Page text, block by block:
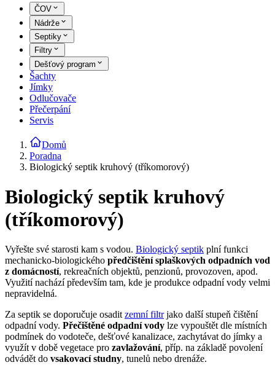
ČOV
Nádrže
Septiky
Filtry
Dešťový program
Šachty
Jímky
Odlučovače
Přečerpání
Servis
Domů
Poradna
Biologický septik kruhový (tříkomorový)
Biologický septik kruhový
(tříkomorový)
Vyřešte své starosti kam s vodou. Biologický septik plní funkci
mechanicko-biologického předčištění splaškových odpadních vod
z domácností, rekreačních objektů, penzionů, provozoven, apod.
Využití nachází především tam, kde je produkce odpadní vody velmi
nepravidelná.
Za septik se doporučuje osaditzemní filtrjako další stupeň čištění
odpadní vody. Přečištěné odpadní vody lze vypouštět dle místních
podmínek do vodoteče, dešťové kanalizace, zachytávat do jímky a
využít v době vegetace pro zavlažování, příp. na základě povolení
odvádět do vsakovací studny, tunelů nebo drenáže.